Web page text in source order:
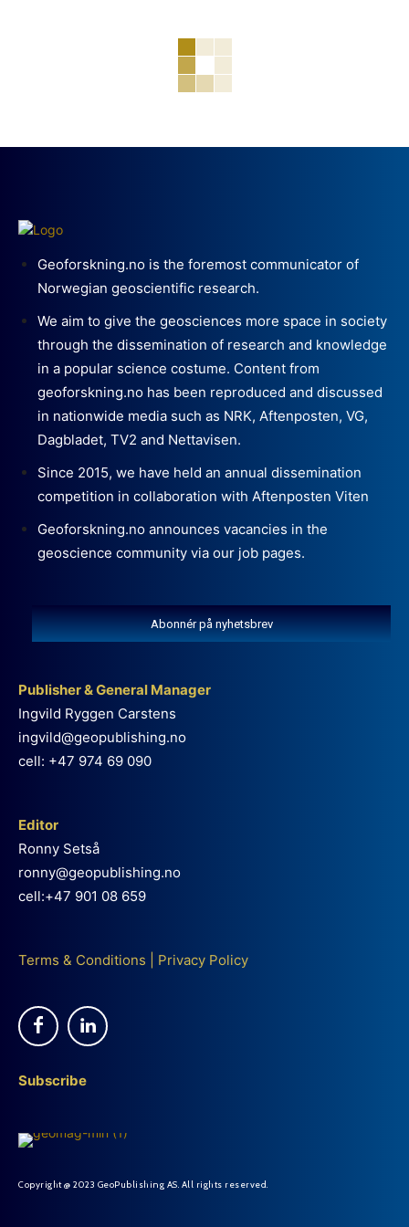
Geoforskning.no is the foremost communicator of
Norwegian geoscientific research.
We aim to give the geosciences more space in society
through the dissemination of research and knowledge
in a popular science costume. Content from
geoforskning.no has been reproduced and discussed
in nationwide media such as NRK, Aftenposten, VG,
Dagbladet, TV2 and Nettavisen.
Since 2015, we have held an annual dissemination
competition in collaboration with Aftenposten Viten
Geoforskning.no announces vacancies in the
geoscience community via our job pages.
Abonnér på nyhetsbrev
Publisher & General Manager
Ingvild Ryggen Carstens
ingvild@geopublishing.no
cell: +47 974 69 090
Editor
Ronny Setså
ronny@geopublishing.no
cell:+47 901 08 659
Terms & Conditions Privacy Policy
Subscribe
Copyright @ 2023 GeoPublishing AS. All rights reserved.